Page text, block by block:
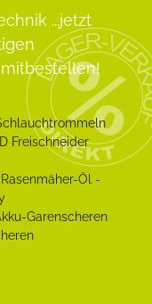
...jetzt
mitbestellen!